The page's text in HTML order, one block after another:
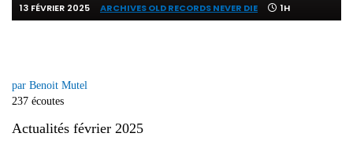
13 FÉVRIER 2025 ARCHIVES OLD RECORDS NEVER DIE 1H
par Benoit Mutel
237 écoutes
Actualités février 2025